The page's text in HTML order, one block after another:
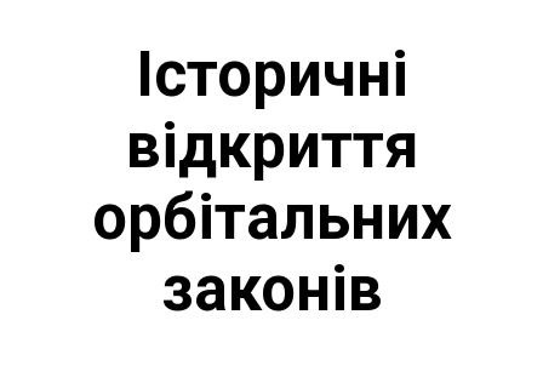
Історичні
відкриття
орбітальних
законів